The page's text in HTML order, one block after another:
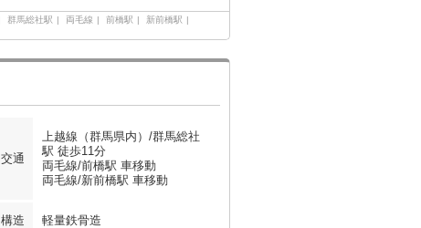
群馬総社駅 両毛線 前橋駅
新前橋駅
交通
上越線（群馬県内）/群馬総社
駅 徒歩11分
両毛線/前橋駅 車移動
両毛線/新前橋駅 車移動
構造 軽量鉄骨造